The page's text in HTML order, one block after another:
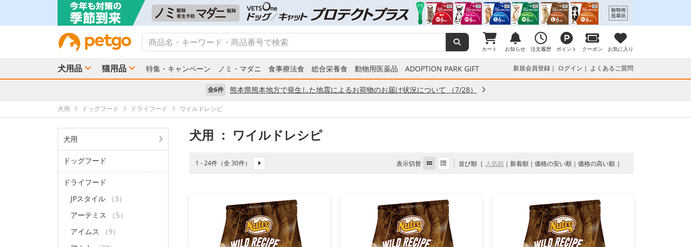
カート お知らせ 注文履歴 ポイント クーポン お気に入り
犬用品 猫用品 特集・キャンペーン ノミ・マダニ 食事療法食 総合栄養食 動物用医薬品 ADOPTION PARK GIFT 新規会員登録 ログイン よくあるご質問
全6件 熊本県熊本地方で発生した地震によるお荷物のお届け状況について （7/28）
犬用 ドッグフード ドライフード ワイルドレシピ
犬用
ドッグフード
ドライフード
JPスタイル
（3）
アーテミス
（5）
アイムス
（9）
犬用 ： ワイルドレシピ
1 - 24件（全 30件） 表示切替 並び順 人気順 新着順 価格の安い順 価格の高い順